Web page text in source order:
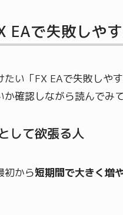
EAで失敗しや
い「FX EAで失敗しや
確認しながら読んでみて
して欲張る人
初から短期間で大きく増